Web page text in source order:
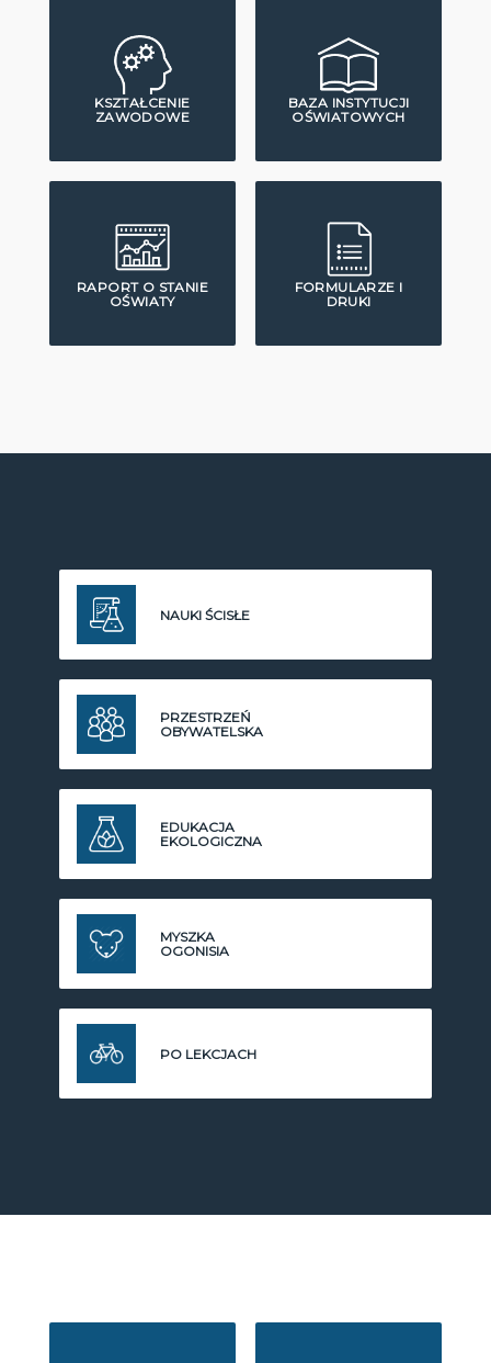
KSZTAŁCENIE
ZAWODOWE
BAZA INSTYTUCJI
OŚWIATOWYCH
RAPORT O STANIE
OŚWIATY
FORMULARZE I
DRUKI
NAUKI ŚCISŁE
PRZESTRZEŃ
OBYWATELSKA
EDUKACJA
EKOLOGICZNA
MYSZKA
OGONISIA
PO LEKCJACH